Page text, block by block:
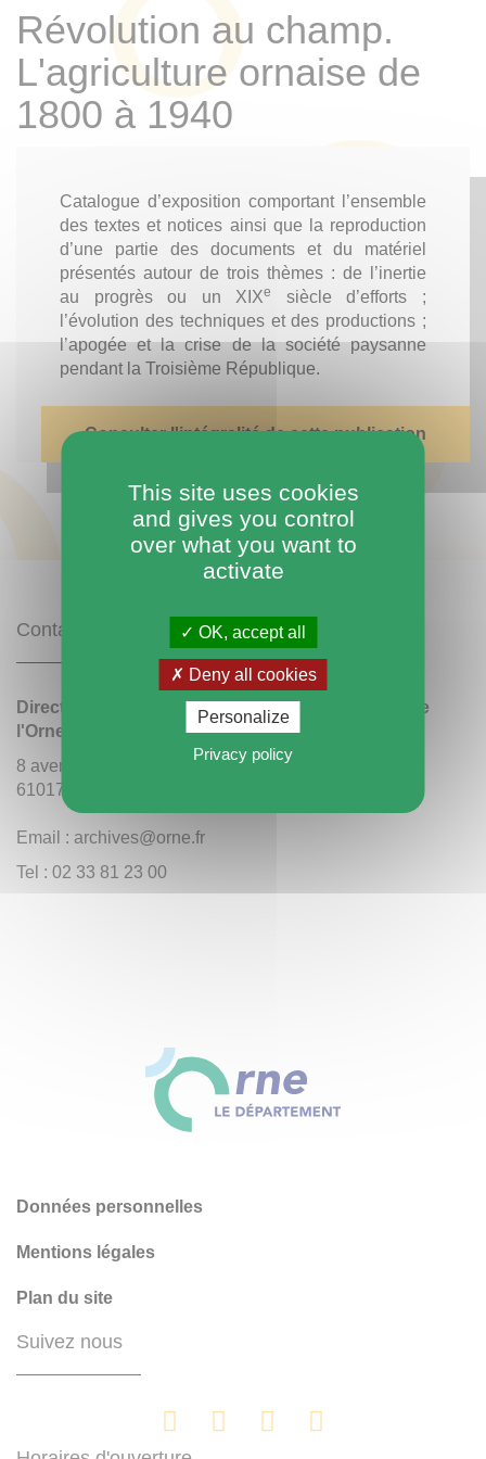
Révolution au champ.
L'agriculture ornaise de
1800 à 1940
Catalogue d’exposition comportant l’ensemble
des textes et notices ainsi que la reproduction
d’une partie des documents et du matériel
présentés autour de trois thèmes : de l’inertie
au progrès ou un XIXe
siècle d’efforts ;
l’évolution des techniques et des productions ;
l’apogée et la crise de la société paysanne
pendant la Troisième République.
Consulter l'intégralité de cette publication
Contact
Direction des archives et du patrimoine culturel de
l'Orne
8 avenue de Basingstoke
61017 Alençon
Email : archives@orne.fr
Tel : 02 33 81 23 00
Données personnelles
Mentions légales
Plan du site
Suivez nous
This site uses cookies
and gives you control
over what you want to
activate
OK, accept all
Deny all cookies
Personalize
Privacy policy